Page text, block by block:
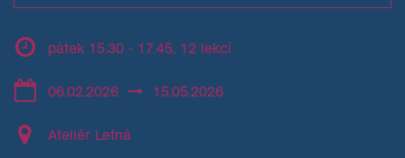
pátek 15.30 - 17.45, 12 lekcí
06.02.2026 15.05.2026
Ateliér Letná